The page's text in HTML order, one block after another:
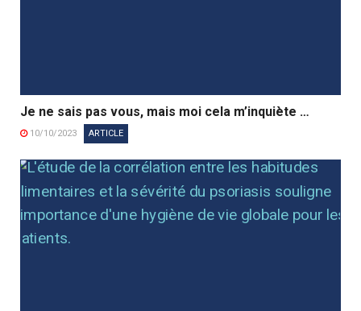
Je ne sais pas vous, mais moi cela m’inquiète …
10/10/2023 ARTICLE